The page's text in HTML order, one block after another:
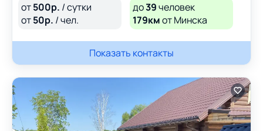
от500р. / сутки
от50р. / чел.
до39человек
179кмот Минска
Показать контакты